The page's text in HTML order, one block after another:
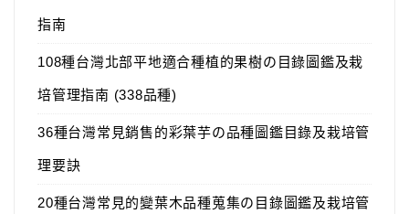
指南
108種台灣北部平地適合種植的果樹の目錄圖鑑及栽
培管理指南 (338品種)
36種台灣常見銷售的彩葉芋の品種圖鑑目錄及栽培管
理要訣
20種台灣常見的變葉木品種蒐集の目錄圖鑑及栽培管